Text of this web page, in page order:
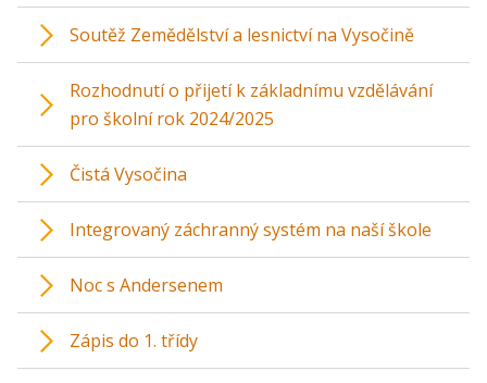
Soutěž Zemědělství a lesnictví na Vysočině
Rozhodnutí o přijetí k základnímu vzdělávání
pro školní rok 2024/2025
Čistá Vysočina
Integrovaný záchranný systém na naší škole
Noc s Andersenem
Zápis do 1. třídy